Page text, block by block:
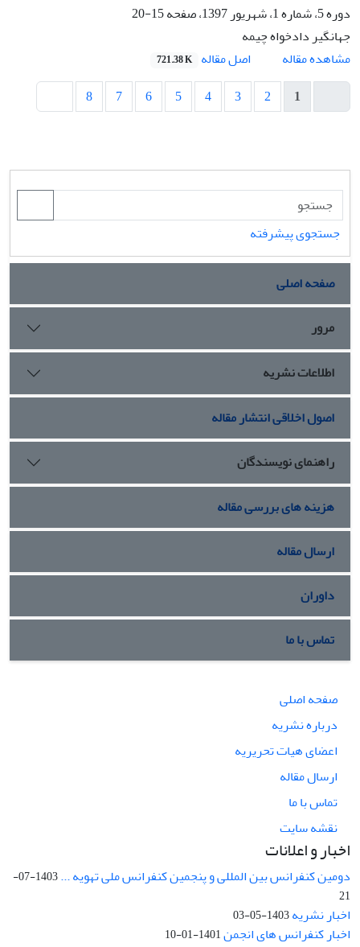
دوره 5، شماره 1، شهریور 1397، صفحه
15-20
جهانگیر دادخواه چیمه
مشاهده مقاله
اصل مقاله 721.38 K
1
2
3
4
5
6
7
8
جستجوی پیشرفته
صفحه اصلی
مرور
اطلاعات نشریه
اصول اخلاقی انتشار مقاله
راهنمای نویسندگان
هزینه های بررسی مقاله
ارسال مقاله
داوران
تماس با ما
صفحه اصلی
درباره نشریه
اعضای هیات تحریریه
ارسال مقاله
تماس با ما
نقشه سایت
اخبار و اعلانات
دومین کنفرانس بین المللی و پنجمین کنفرانس ملی تهویه ...
1403-07-
21
اخبار نشریه1403-05-03
اخبار کنفرانس های انجمن1401-01-10